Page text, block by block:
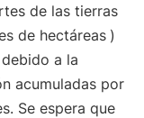
de las tierras
de hectáreas )
debido a la
acumuladas por
Se espera que